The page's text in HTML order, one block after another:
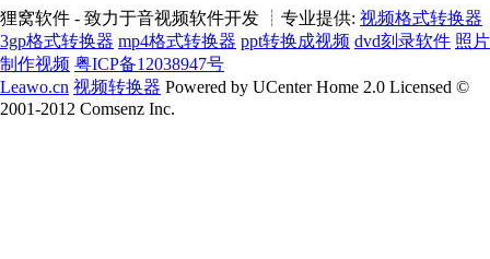
狸窝软件 - 致力于音视频软件开发 ┊专业提供: 视频格式转换器
3gp格式转换器 mp4格式转换器 ppt转换成视频 dvd刻录软件 照片
制作视频 粤ICP备12038947号
Leawo.cn 视频转换器 Powered by UCenter Home 2.0 Licensed ©
2001-2012 Comsenz Inc.